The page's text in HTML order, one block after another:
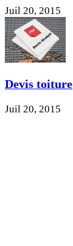
Juil 20, 2015
Devis toiture
Juil 20, 2015